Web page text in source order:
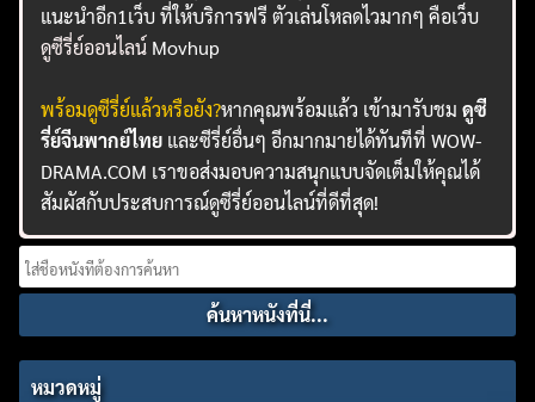
แนะนำอีก1เว็บ ที่ให้บริการฟรี ตัวเล่นโหลดไวมากๆ คือเว็บ
ดูซีรี่ย์ออนไลน์ Movhup
พร้อมดูซีรี่ย์แล้วหรือยัง?หากคุณพร้อมแล้ว เข้ามารับชมดูซี
รี่ย์จีนพากย์ไทย และซีรี่ย์อื่นๆ อีกมากมายได้ทันทีที่ WOW-
DRAMA.COM เราขอส่งมอบความสนุกแบบจัดเต็มให้คุณได้
สัมผัสกับประสบการณ์ดูซีรี่ย์ออนไลน์ที่ดีที่สุด!
Search
for:
หมวดหมู่